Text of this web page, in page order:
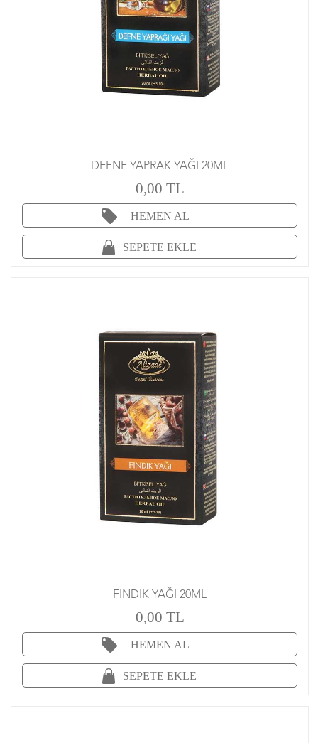
DEFNE YAPRAK YAĞI 20ML
0,00 TL
HEMEN AL
SEPETE EKLE
FINDIK YAĞI 20ML
0,00 TL
HEMEN AL
SEPETE EKLE